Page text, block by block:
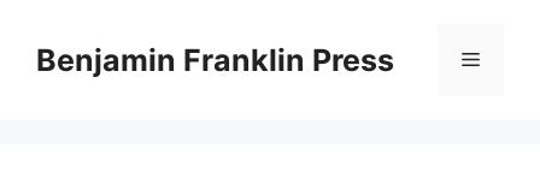
contentBenjamin Franklin Press Menu